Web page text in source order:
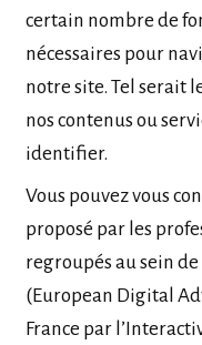
certain nombre de
nécessaires pour
notre site. Tel serait
nos contenus ou
identifier.
Vous pouvez vous
proposé par les
regroupés au sein
(European Digital
France par